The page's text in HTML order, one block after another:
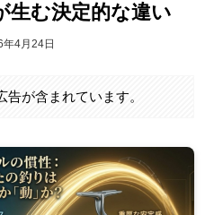
生む決定的な違い
年4月24日
が含まれています。